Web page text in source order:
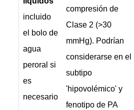
incluido
el bolo de
agua
peroral si
es
necesario
compresión de
Clase 2 (>30
mmHg). Podrían
considerarse en el
subtipo
'hipovolémico' y
fenotipo de PA